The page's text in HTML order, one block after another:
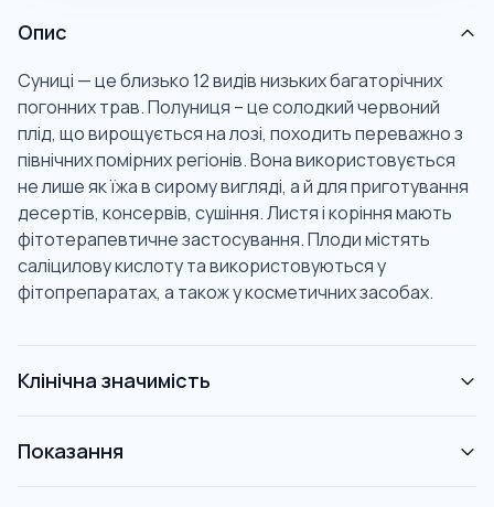
Опис
Суниці — це близько 12 видів низьких багаторічних
погонних трав. Полуниця – це солодкий червоний
плід, що вирощується на лозі, походить переважно з
північних помірних регіонів. Вона використовується
не лише як їжа в сирому вигляді, а й для приготування
десертів, консервів, сушіння. Листя і коріння мають
фітотерапевтичне застосування. Плоди містять
саліцилову кислоту та використовуються у
фітопрепаратах, а також у косметичних засобах.
Клінічна значимість
Показання